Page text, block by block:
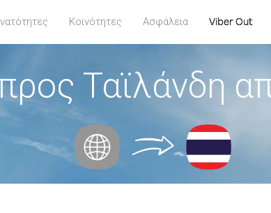
Κοινότητες Ασφάλεια Viber Out
Ταϊλάνδη